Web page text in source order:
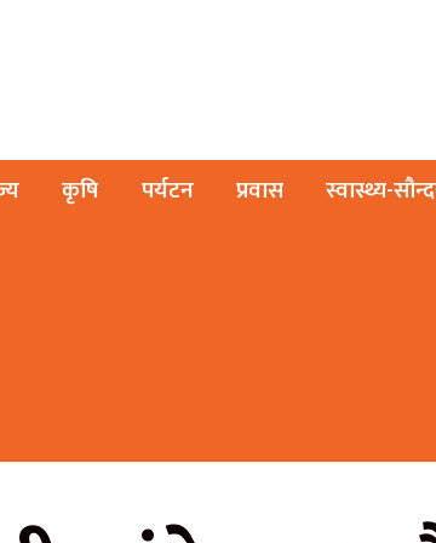
कृषि पर्यटन प्रवास स्वास्थ्य-